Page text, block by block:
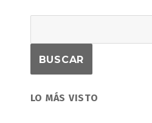
LO MÁS VISTO